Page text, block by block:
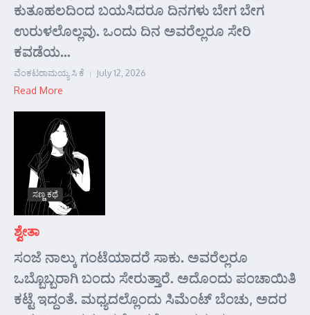
ಕುತೂಹಲದಿಂದ ಬಯಸಿದರೂ ದಿನಗಳು ಬೇಗ ಬೇಗ
ಉರುಳಲೊಲ್ಲವು. ಒಂದು ದಿನ ಅವರೆಲ್ಲರೂ ಸೇರಿ
ಕವಡೆಯ...
ವೆಂಕಟರಾಮಯ್ಯ ಸಿ ಕೆ July 12, 2026
Read More
ಸಣ್ಣ ಕಥೆ
ಶ್ವೇತಾ
ಸಂಜೆ ನಾಲ್ಕು ಗಂಟೆಯಾದರೆ ಸಾಕು. ಅವರೆಲ್ಲರೂ
ಒಬ್ಬೊಬ್ಬರಾಗಿ ಬಂದು ಸೇರುತ್ತಾರೆ. ಅದೊಂದು ಪಂಚಾಯಿತಿ
ಕಟ್ಟೆ ಇದ್ದಂತೆ. ಮಧ್ಯದಲ್ಲೊಂದು ಸಿಮೆಂಟ್ ಬೆಂಚು, ಅದರ